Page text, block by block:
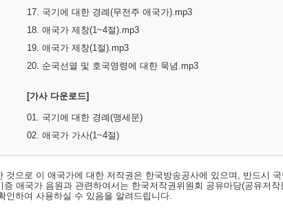
17. 국기에 대한 경례(무전주 애국가).mp3
18. 애국가 제창(1~4절).mp3
19. 애국가 제창(1절).mp3
20. 순국선열 및 호국영령에 대한 묵념.mp3
[가사 다운로드]
01. 국기에 대한 경례(맹세문)
02. 애국가 가사(1~4절)
으로 이 애국가에 대한 저작권은 한국방송공사에 있으며, 반드시 국
애국가 음원과 관련하여서는 한국저작권위원회 공유마당(공유저작
인하여 사용하실 수 있음을 알려드립니다.